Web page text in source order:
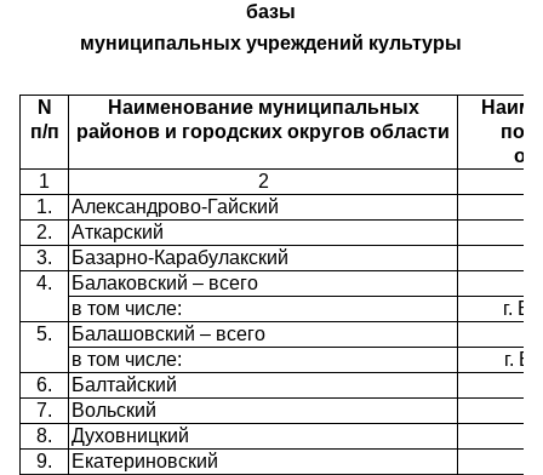
базы
муниципальных учреждений культуры
N
п/п
Наименование муниципальных
районов и городских округов области
1
2
1.
Александрово-Гайский
2.
Аткарский
3.
Базарно-Карабулакский
4.
Балаковский – всего
в том числе:
г.
5.
Балашовский – всего
в том числе:
г.
6.
Балтайский
7.
Вольский
8.
Духовницкий
9.
Екатериновский